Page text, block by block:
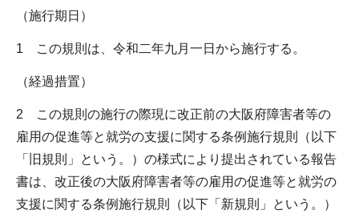
（施行期日）
1 この規則は、令和二年九月一日から施行する。
（経過措置）
2 この規則の施行の際現に改正前の大阪府障害者等の
雇用の促進等と就労の支援に関する条例施行規則（以下
「旧規則」という。）の様式により提出されている報告
書は、改正後の大阪府障害者等の雇用の促進等と就労の
支援に関する条例施行規則（以下「新規則」という。）